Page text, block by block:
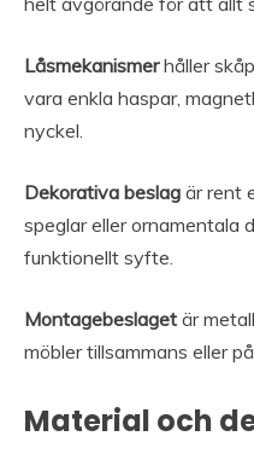
Låsmekanismerhåller
vara enkla haspar,
nyckel.
Dekorativa beslag är rent
speglar eller ornamentala
funktionellt syfte.
Montagebeslaget är
möbler tillsammans eller
Material och